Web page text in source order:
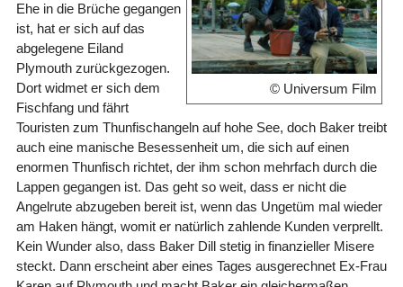
© Universum Film
Ehe in die Brüche gegangen
ist, hat er sich auf das
abgelegene Eiland
Plymouth zurückgezogen.
Dort widmet er sich dem
Fischfang und fährt
Touristen zum Thunfischangeln auf hohe See, doch Baker treibt
auch eine manische Besessenheit um, die sich auf einen
enormen Thunfisch richtet, der ihm schon mehrfach durch die
Lappen gegangen ist. Das geht so weit, dass er nicht die
Angelrute abzugeben bereit ist, wenn das Ungetüm mal wieder
am Haken hängt, womit er natürlich zahlende Kunden verprellt.
Kein Wunder also, dass Baker Dill stetig in finanzieller Misere
steckt. Dann erscheint aber eines Tages ausgerechnet Ex-Frau